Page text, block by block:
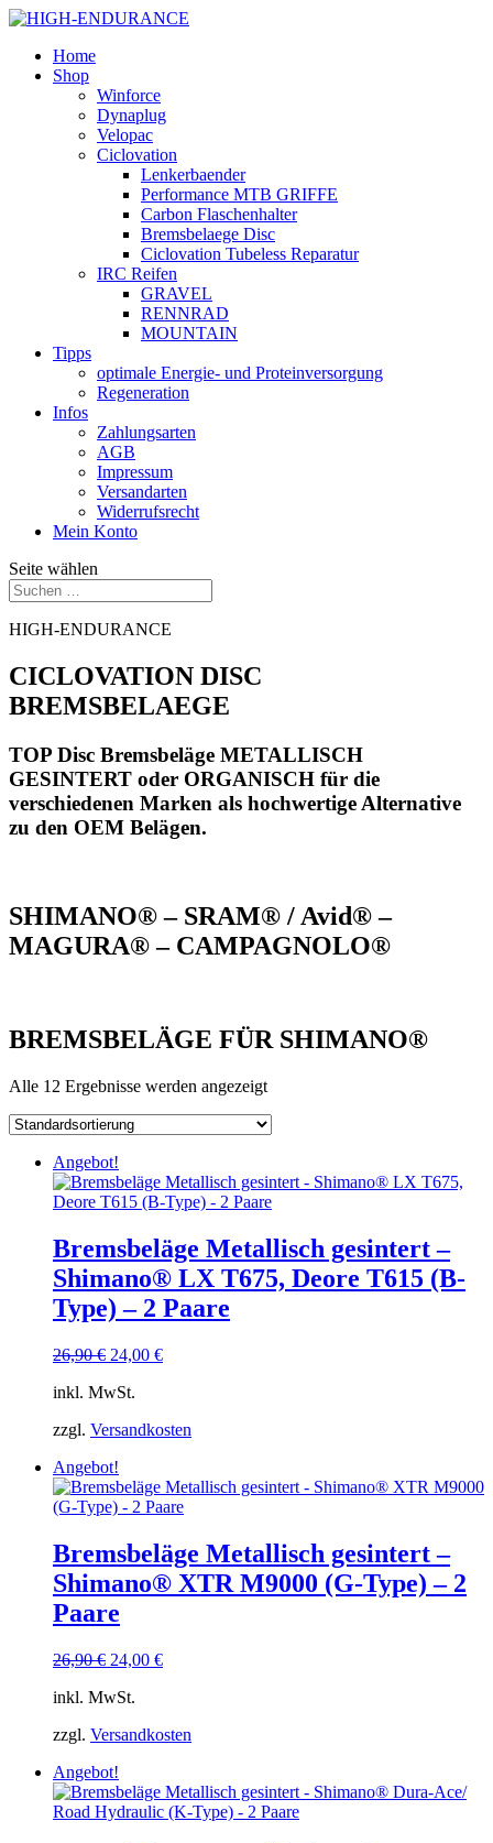
Home
Shop
Winforce
Dynaplug
Velopac
Ciclovation
Lenkerbaender
Performance MTB GRIFFE
Carbon Flaschenhalter
Bremsbelaege Disc
Ciclovation Tubeless Reparatur
IRC Reifen
GRAVEL
RENNRAD
MOUNTAIN
Tipps
optimale Energie- und Proteinversorgung
Regeneration
Infos
Zahlungsarten
AGB
Impressum
Versandarten
Widerrufsrecht
Mein Konto
Seite wählen
HIGH-ENDURANCE
CICLOVATION DISC
BREMSBELAEGE
TOP Disc Bremsbeläge METALLISCH
GESINTERT oder ORGANISCH für die
verschiedenen Marken als hochwertige Alternative
zu den OEM Belägen.
SHIMANO® – SRAM® / Avid® –
MAGURA® – CAMPAGNOLO®
BREMSBELÄGE FÜR SHIMANO®
Alle 12 Ergebnisse werden angezeigt
Angebot!
Bremsbeläge Metallisch gesintert –
Shimano® LX T675, Deore T615 (B-
Type) – 2 Paare
26,90€ Ursprünglicher
war:
24,00 €Aktueller
inkl. MwSt.
zzgl. Versandkosten
Angebot!
Bremsbeläge Metallisch gesintert –
Shimano® XTR M9000 (G-Type) – 2
Paare
26,90€ Ursprünglicher
war:
24,00 €Aktueller
inkl. MwSt.
zzgl. Versandkosten
Angebot!